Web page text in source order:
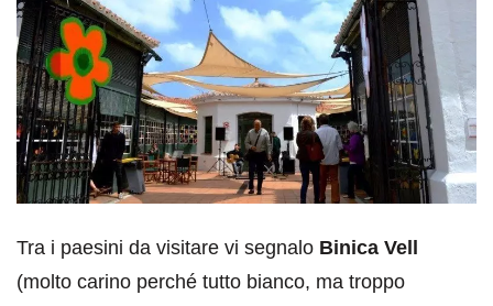
Tra i paesini da visitare vi segnalo Binica Vell
(molto carino perché tutto bianco, ma troppo